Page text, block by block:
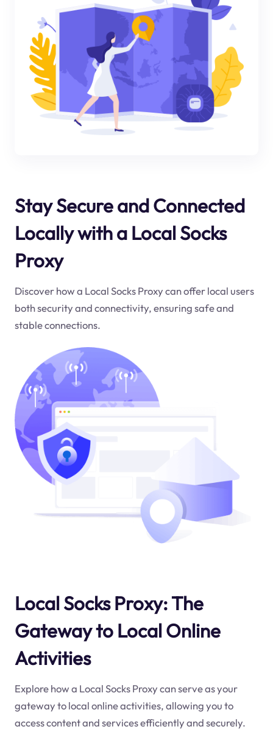
Stay Secure and Connected
Locally with a Local Socks
Proxy
Discover how a Local Socks Proxy can offer local users
both security and connectivity, ensuring safe and
stable connections.
Local Socks Proxy: The
Gateway to Local Online
Activities
Explore how a Local Socks Proxy can serve as your
gateway to local online activities, allowing you to
access content and services efficiently and securely.